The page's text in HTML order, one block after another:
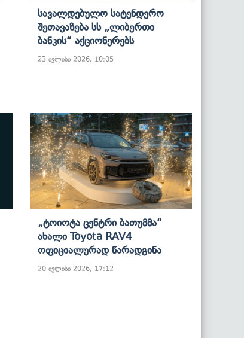
Სავალდებულო Სატენდერო
Შეთავაზება Სს „ლიბერთი
Ბანკის“ Აქციონერებს
23 ივლისი 2026, 10:05
„ტოიოტა Ცენტრი Ბათუმმა“
Ახალი Toyota RAV4
Ოფიციალურად Წარადგინა
20 ივლისი 2026, 17:12